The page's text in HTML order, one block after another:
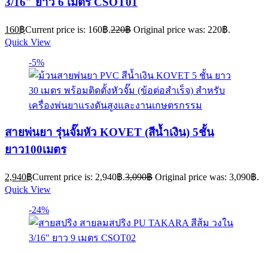
160฿Current price is: 160฿.220฿ Original price was: 220฿.
Quick View
-5%
สายพ่นยา รุ่นจั๊มหัว KOVET (สีน้ำเงิน) 5ชั้น
ยาว100เมตร
2,940฿Current price is: 2,940฿.3,090฿ Original price was: 3,090฿.
Quick View
-24%